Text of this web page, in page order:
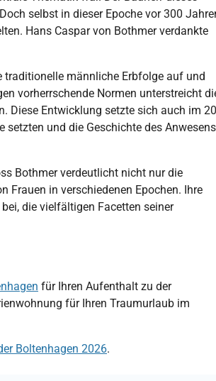
selbst in dieser Epoche vor 300
Hans Caspar von Bothmer verdankte
männliche Erbfolge auf und
vorherrschende Normen unterstreicht
Diese Entwicklung setzte sich auch im
und die Geschichte des Anwesens
Bothmer verdeutlicht nicht nur die
Frauen in verschiedenen Epochen. Ihre
die vielfältigen Facetten seiner
für Ihren Aufenthalt zu der
für Ihren Traumurlaub im
Boltenhagen 2026.